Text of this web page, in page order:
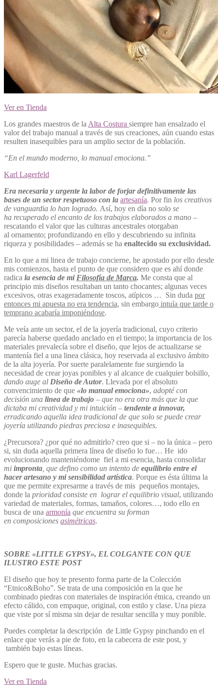
Ver en Tienda
Los grandes maestros de la Alta Costura siempre han ensalzado el
valor del trabajo manual a través de sus creaciones, aún cuando estas
resulten inasequibles para un amplio sector de la población.
“En el mundo moderno, lo manual emociona.”
Karl Lagerfeld
Era necesaria y urgente la labor de forjar definitivamente las
bases de un sector respetuoso con la artesanía. Por fin los creativos
de vanguardia lo han logrado. Así, hoy en día no solo se
ha recuperado el encanto de los trabajos elaborados a mano –
rescatando el valor que las culturas ancestrales otorgaban
al ornamento; profundizando en ello y descubriendo su infinita
riqueza y posibilidades – además se ha enaltecido su exclusividad.
En lo que a mi linea de trabajo concierne, he apostado por ello desde
mis comienzos, hasta el punto de que considero que es ahí donde
radica la esencia de mi Filosofía de Marca. Me consta que al
principio mis diseños resultaban un tanto chocantes; algunas veces
excesivos, otras exageradamente toscos, atípicos … Sin duda por
entonces mi apuesta no era tendencia, sin embargo intuía que tarde o
temprano acabaría imponiéndose.
Me veía ante un sector, el de la joyería tradicional, cuyo criterio
parecía haberse quedado anclado en el tiempo; la importancia de los
materiales prevalecía sobre el diseño, que lejos de actualizarse se
mantenía fiel a una linea clásica, hoy reservada al exclusivo ámbito
de la alta joyería. Por suerte paralelamente fue surgiendo la
necesidad de crear joyas ponibles y al alcance de cualquier bolsillo
dando auge al Diseño de Autor. Llevada por el absoluto
convencimiento de que «lo manual emociona», adopté con
decisión una linea de trabajo – que no era otra más que la que
dictaba mi creatividad y mi intuición – tendente a innovar,
erradicando aquella idea tradicional de que solo se puede crear
joyería utilizando piedras preciosa e inasequibles.
¿Precursora? ¿por qué no admitirlo? creo que si – no la única – pero
si, sin duda aquella primera línea de diseño lo fue… He ido
evolucionando manteniéndome fiel a mi esencia, hasta consolidar
mi impronta , que defino como un intento de equilibrio entre el
hacer artesano y mi sensibilidad artística. Porque es ésta última la
que me permite expresarme a través de mis pequeños montajes,
donde la prioridad consiste en lograr el equilibrio visual, utilizando
variedad de materiales, formas, tamaños, colores…, todo ello en
busca de una armonía que encuentra su forman
en composiciones asimétricas.
SOBRE «LITTLE GYPSY», EL COLGANTE CON QUE
ILUSTRO ESTE POST
El diseño que hoy te presento forma parte de la Colección
“Etnico&Boho”. Se trata de una composición en la que he
combinado piedras con materiales de inspiración étnica, creando un
efecto cálido, con empaque, original, con estilo y clase. Una pieza
que viste por sí misma sin dejar de resultar sencilla y muy ponible.
Puedes completar la descripción de Little Gypsy pinchando en el
enlace que verás a pie de foto, en la cabecera de este post, y
también bajo estas líneas.
Espero que te guste. Muchas gracias.
Ver en Tienda